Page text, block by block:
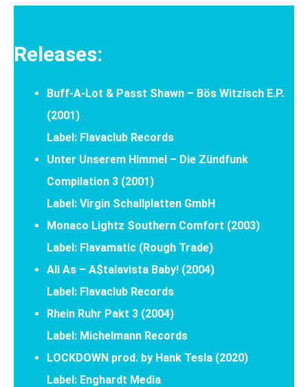
Releases:
Buff-A-Lot & Passt Shawn ‎– Bös Witzisch E.P.
(2001)
Label: Flavaclub Records
Unter Unserem Himmel – Die Zündfunk
Compilation 3 (2001)
Label: Virgin Schallplatten GmbH
Monaco Lightz Southern Comfort (2003)
Label: Flavamatic (Rough Trade)
Ali As ‎– A$talavista Baby! (2004)
Label: Flavaclub Records
‎Rhein Ruhr Pakt 3 (2004)
Label: Michelmann Records
LOCKDOWN prod. by Hank Tesla (2020)
Label: Enghardt Media